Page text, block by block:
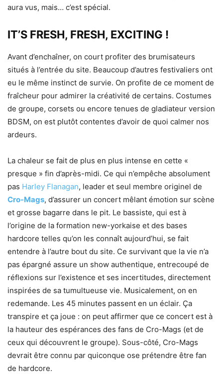
aura vus, mais… c’est spécial.
IT’S FRESH, FRESH, EXCITING !
Avant d’enchaîner, on court profiter des brumisateurs
situés à l’entrée du site. Beaucoup d’autres festivaliers ont
eu le même instinct de survie. On profite de ce moment de
fraîcheur pour admirer la créativité de certains. Costumes
de groupe, corsets ou encore tenues de gladiateur version
BDSM, on est plutôt contentes d’avoir de quoi calmer nos
ardeurs.
La chaleur se fait de plus en plus intense en cette «
presque » fin d’après-midi. Ce qui n’empêche absolument
pas Harley Flanagan, leader et seul membre originel de
Cro-Mags, d’assurer un concert mêlant émotion sur scène
et grosse bagarre dans le pit. Le bassiste, qui est à
l’origine de la formation new-yorkaise et des bases
hardcore telles qu’on les connaît aujourd’hui, se fait
entendre à l’autre bout du site. Ce survivant que la vie n’a
pas épargné assure un show authentique, entrecoupé de
réflexions sur l’existence et ses incertitudes, directement
inspirées de sa tumultueuse vie. Musicalement, on en
redemande. Les 45 minutes passent en un éclair. Ça
transpire et ça joue : on peut affirmer que ce concert est à
la hauteur des espérances des fans de Cro-Mags (et de
ceux qui découvrent le groupe). Sous-côté, Cro-Mags
devrait être connu par quiconque ose prétendre être fan
de hardcore.